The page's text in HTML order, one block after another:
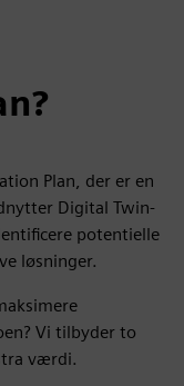
Plan, der er en
Digital Twin-
potentielle
løsninger.
Vi tilbyder to
værdi.